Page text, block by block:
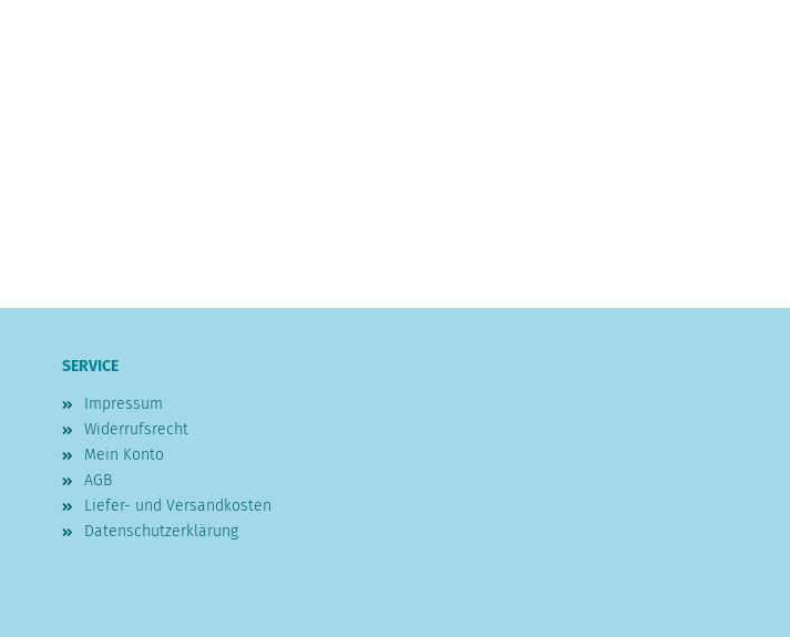
SERVICE
Impressum
Widerrufsrecht
Mein Konto
AGB
Liefer- und Versandkosten
Datenschutzerklärung